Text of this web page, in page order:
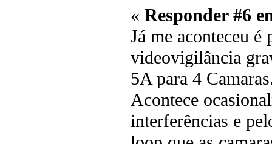
« Responder #6
Já me aconteceu
videovigilância
5A para 4
Acontece
interferências e